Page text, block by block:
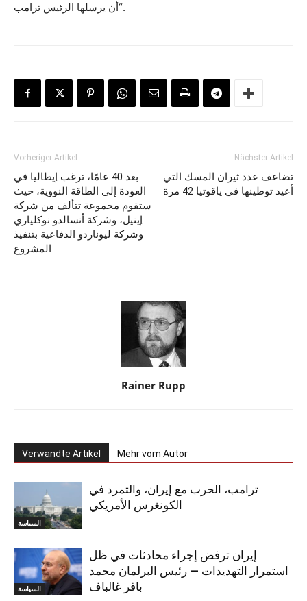
أن يرسلها الرئيس ترامب“.
Vorheriger Artikel
بعد 40 عامًا، ترغب إيطاليا في
العودة إلى الطاقة النووية، حيث
ستقوم مجموعة تتألف من شركة
إينيل، وشركة أنسالدو نوكلياري
وشركة ليوناردو الدفاعية بتنفيذ
المشروع
Nächster Artikel
تضاعف عدد ثيران المسك التي
أعيد توطينها في ياقوتيا 42 مرة
Rainer Rupp
Verwandte Artikel Mehr vom Autor
السياسة
ترامب، الحرب مع إيران، والتمرد في
الكونغرس الأمريكي
السياسة
إيران ترفض إجراء محادثات في ظل
استمرار التهديدات — رئيس البرلمان محمد
باقر غالباف